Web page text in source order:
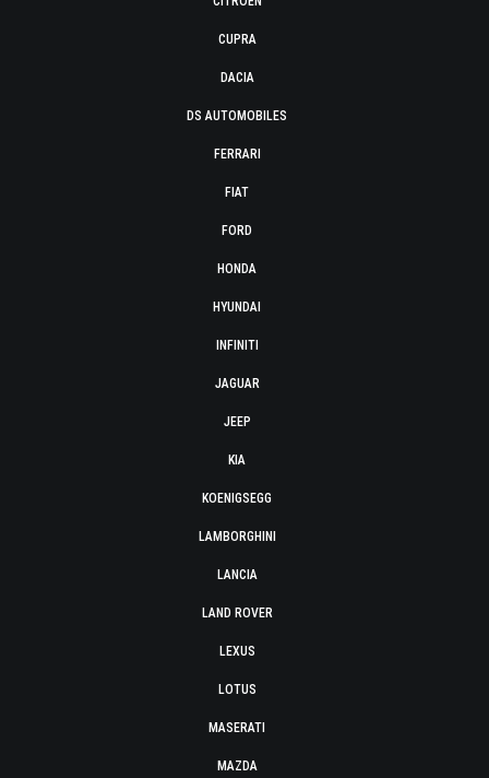
CUPRA
DACIA
DS AUTOMOBILES
FERRARI
FIAT
FORD
HONDA
HYUNDAI
INFINITI
JAGUAR
JEEP
KIA
KOENIGSEGG
LAMBORGHINI
LANCIA
LAND ROVER
LEXUS
LOTUS
MASERATI
MAZDA